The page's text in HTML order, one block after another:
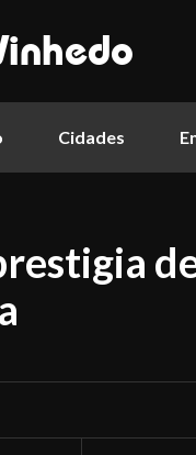
Cidades